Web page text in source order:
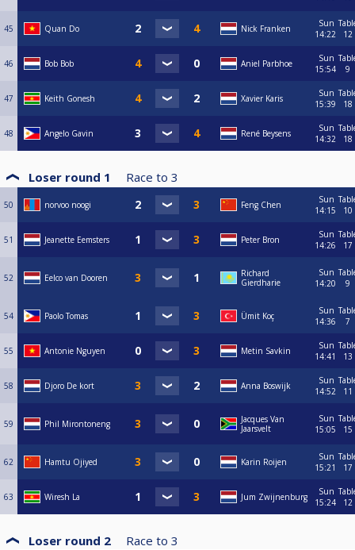
45 Quan Do Nick Franken
Sun
14:22
12
46 Bob Bob Aniel Parbhoe
Sun
15:54
9
47 Keith Gonesh Xavier Karis
Sun
15:39
18
48 Angelo Gavin René Beysens
Sun
14:32
18
Loser round 1 Race to 3
50 norvoo noogi Feng Chen
Sun
14:15
10
51 Jeanette Eemsters Peter Bron
Sun
14:26
17
52 Eelco van Dooren
Richard
Gierdharie
Sun
14:20
9
54 Paolo Tomas Ümit Koç
Sun
14:36
7
55 Antonie Nguyen Metin Savkin
Sun
14:41
13
58 Djoro De kort Anna Boswijk
Sun
14:52
11
59 Phil Mirontoneng
Jacques Van
Jaarsvelt
Sun
15:05
15
62 Hamtu Ojiyed Karin Roijen
Sun
15:21
17
63 Wiresh La Jum Zwijnenburg
Sun
15:24
12
Loser round 2 Race to 3